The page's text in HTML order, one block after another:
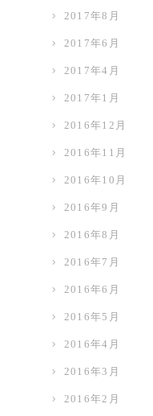
2017年8月
2017年6月
2017年4月
2017年1月
2016年12月
2016年11月
2016年10月
2016年9月
2016年8月
2016年7月
2016年6月
2016年5月
2016年4月
2016年3月
2016年2月